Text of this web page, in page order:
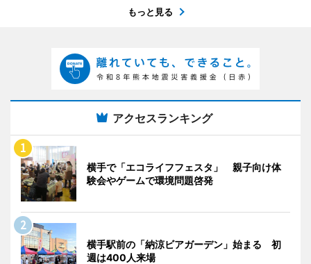
もっと見る
アクセスランキング
横手で「エコライフフェスタ」 親子向け体
験会やゲームで環境問題啓発
横手駅前の「納涼ビアガーデン」始まる 初
週は400人来場